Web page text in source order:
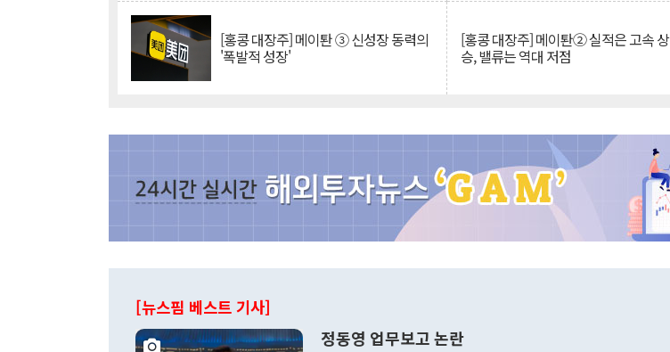
[홍콩 대장주] 메이퇀 ③ 신성장 동력의
'폭발적 성장'
[홍콩 대장주] 메이퇀② 실적은 고속 상
승, 밸류는 역대 저점
[뉴스핌 베스트 기사]
정동영 업무보고 논란